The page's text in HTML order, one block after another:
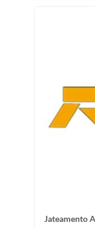
Jateamento